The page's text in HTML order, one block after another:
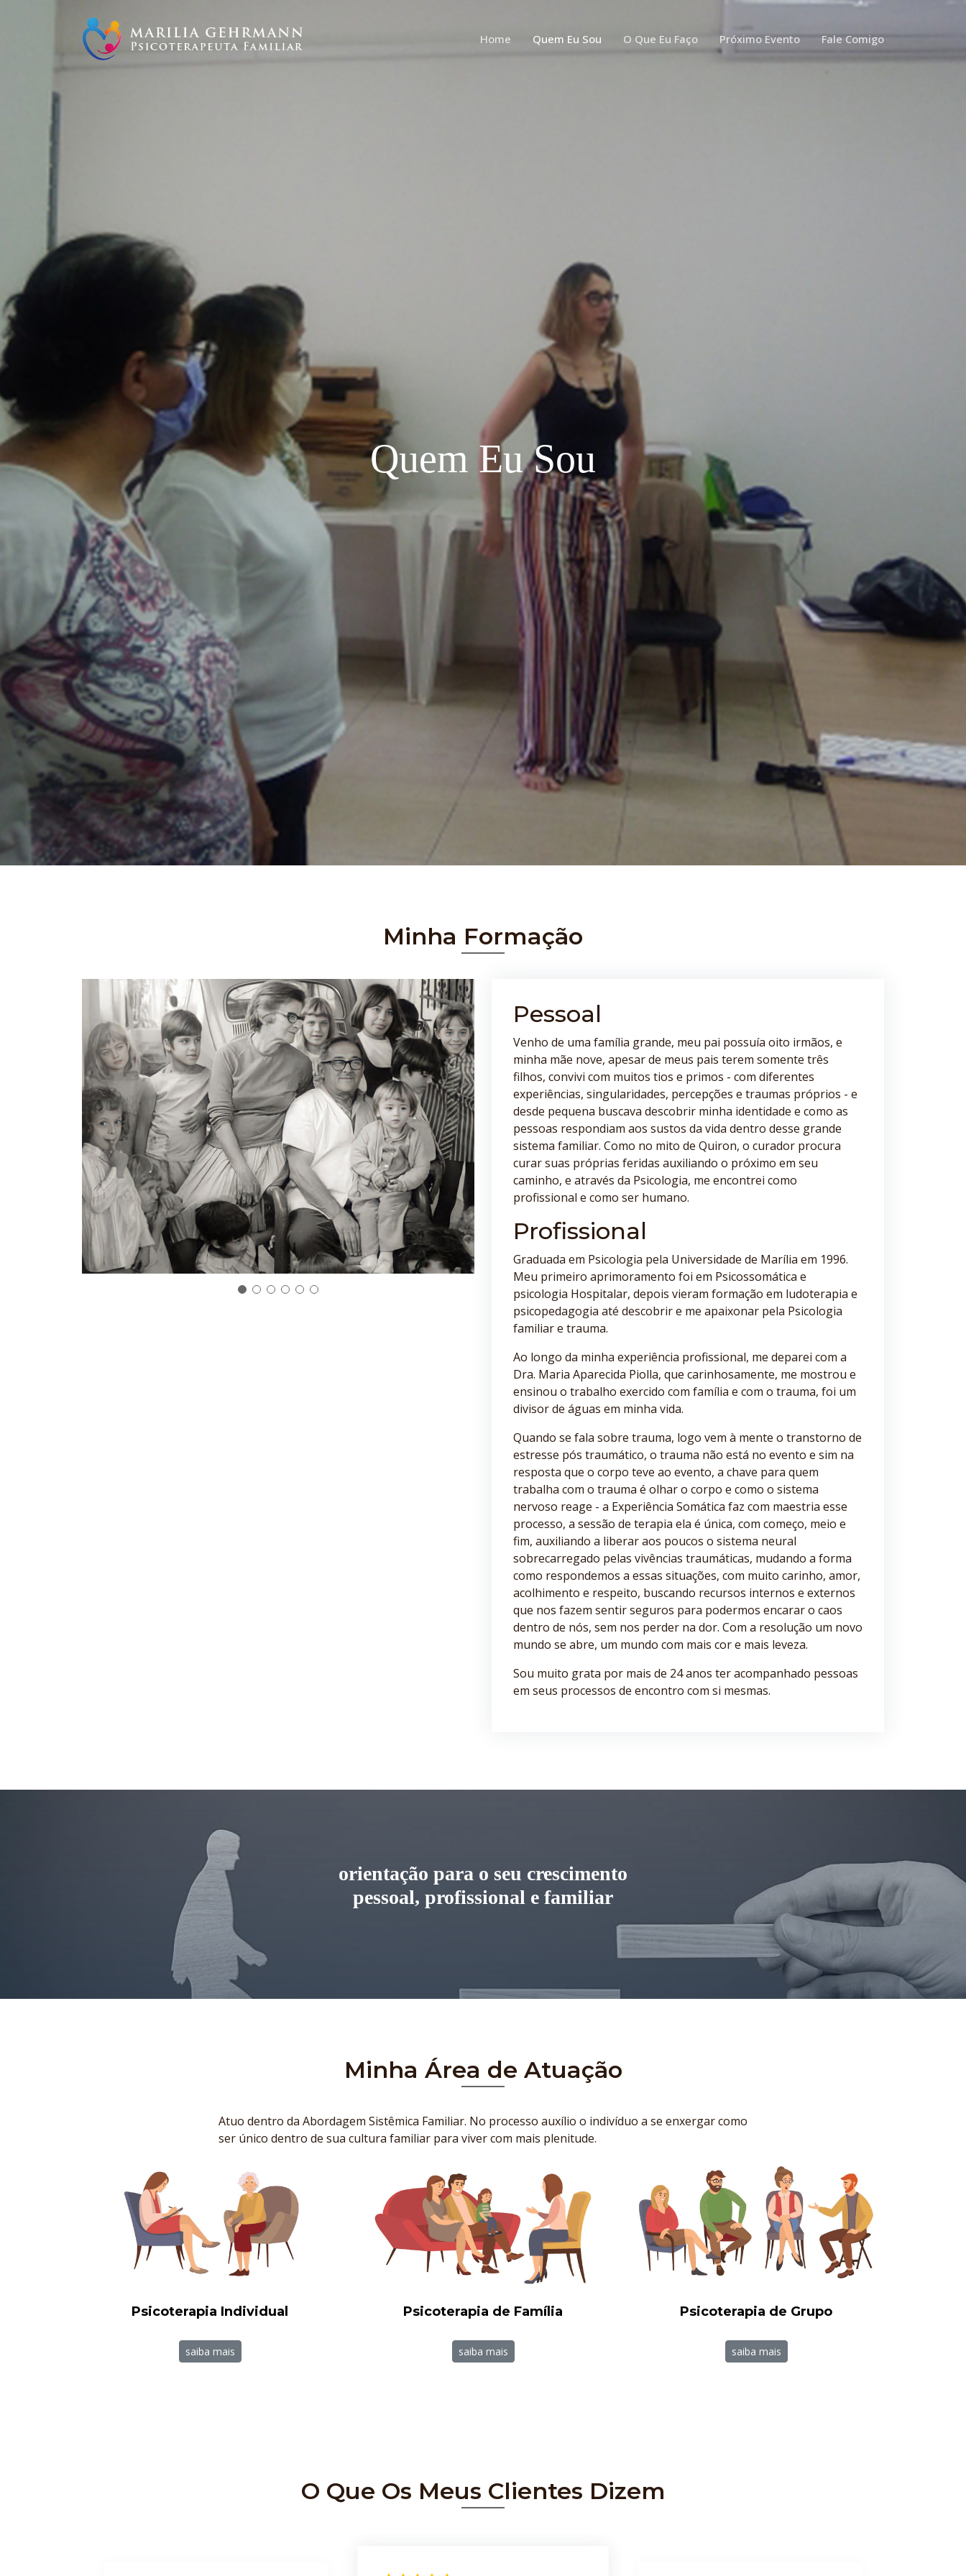
Home Quem Eu Sou O Que Eu Faço Próximo Evento Fale Comigo
Quem Eu Sou
Minha Formação
Pessoal
Venho de uma família grande, meu pai possuía oito irmãos, e
minha mãe nove, apesar de meus pais terem somente três
filhos, convivi com muitos tios e primos - com diferentes
experiências, singularidades, percepções e traumas próprios - e
desde pequena buscava descobrir minha identidade e como as
pessoas respondiam aos sustos da vida dentro desse grande
sistema familiar. Como no mito de Quiron, o curador procura
curar suas próprias feridas auxiliando o próximo em seu
caminho, e através da Psicologia, me encontrei como
profissional e como ser humano.
Profissional
Graduada em Psicologia pela Universidade de Marília em 1996.
Meu primeiro aprimoramento foi em Psicossomática e
psicologia Hospitalar, depois vieram formação em ludoterapia e
psicopedagogia até descobrir e me apaixonar pela Psicologia
familiar e trauma.
Ao longo da minha experiência profissional, me deparei com a
Dra. Maria Aparecida Piolla, que carinhosamente, me mostrou e
ensinou o trabalho exercido com família e com o trauma, foi um
divisor de águas em minha vida.
Quando se fala sobre trauma, logo vem à mente o transtorno de
estresse pós traumático, o trauma não está no evento e sim na
resposta que o corpo teve ao evento, a chave para quem
trabalha com o trauma é olhar o corpo e como o sistema
nervoso reage - a Experiência Somática faz com maestria esse
processo, a sessão de terapia ela é única, com começo, meio e
fim, auxiliando a liberar aos poucos o sistema neural
sobrecarregado pelas vivências traumáticas, mudando a forma
como respondemos a essas situações, com muito carinho, amor,
acolhimento e respeito, buscando recursos internos e externos
que nos fazem sentir seguros para podermos encarar o caos
dentro de nós, sem nos perder na dor. Com a resolução um novo
mundo se abre, um mundo com mais cor e mais leveza.
Sou muito grata por mais de 24 anos ter acompanhado pessoas
em seus processos de encontro com si mesmas.
orientação para o seu crescimento
pessoal, profissional e familiar
Minha Área de Atuação
Atuo dentro da Abordagem Sistêmica Familiar. No processo auxílio o indivíduo a se enxergar como
ser único dentro de sua cultura familiar para viver com mais plenitude.
Psicoterapia Individual
saiba mais
Psicoterapia de Família
saiba mais
Psicoterapia de Grupo
saiba mais
O Que Os Meus Clientes Dizem